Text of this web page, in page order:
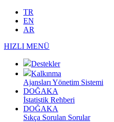
TR
EN
AR
HIZLI MENÜ
Destekler
Kalkınma
Ajansları Yönetim Sistemi
DOĞAKA
İstatistik Rehberi
DOĞAKA
Sıkça Sorulan Sorular